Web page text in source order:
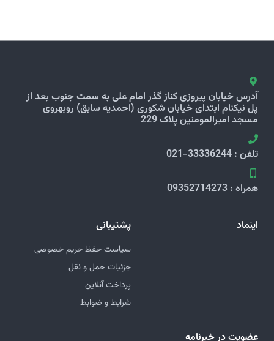
آدرس خیابان پیروزی کناز گذر امام علی به سمت جنوب بعد از
پل نیکنام ابتدای خیابان شکوری (احمدیه سابق) روبهروی
مسجد امیرالمومنین پلاک 229
تلفن : 33336244-021
همراه : 09352714273
اینماد پشتیبانی
سیاست حفظ حریم خصوصی
جزئیات حمل و نقل
پرداخت آنلاین
شرایط و ضوابط
عضویت در خبرنامه